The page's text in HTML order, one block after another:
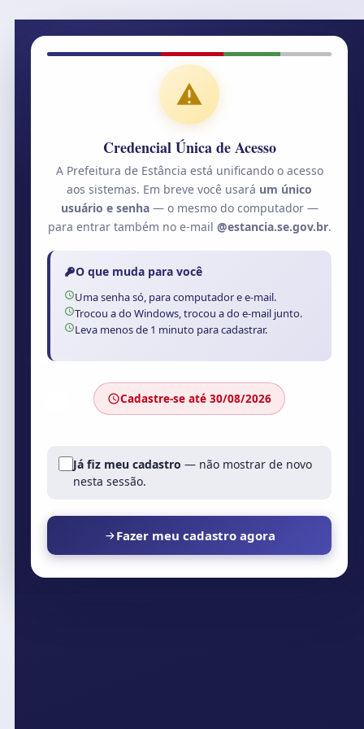
SERGIPE · GOVERNO MUNICIPAL
Credencial Única de Acesso
A Prefeitura de Estância está unificando o acesso
aos sistemas. Em breve você usará um único
usuário e senha— o mesmo do computador —
para entrar também no e-mail @estancia.se.gov.br.
O que muda para você
Uma senha só, para computador e e-mail.
Trocou a do Windows, trocou a do e-mail junto.
Leva menos de 1 minuto para cadastrar.
Cadastre-se até 30/08/2026
Já fiz meu cadastro — não mostrar de novo
nesta sessão.
Fazer meu cadastro agora